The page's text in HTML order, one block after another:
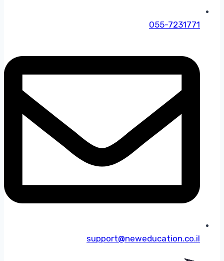
055-7231771
support@neweducation.co.il